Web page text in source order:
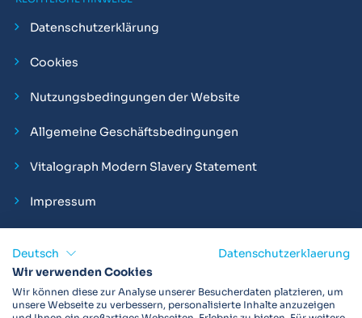
Datenschutzerklärung
Cookies
Nutzungsbedingungen der Website
Allgemeine Geschäftsbedingungen
Vitalograph Modern Slavery Statement
Impressum
Vitalograph ist ein internationaler Hersteller von Spirometern,
EKGs und Bakterien-Viren-Filtern zur sicheren
Deutsch
Datenschutzerklaerung
Wir verwenden Cookies
Wir können diese zur Analyse unserer Besucherdaten platzieren, um
unsere Webseite zu verbessern, personalisierte Inhalte anzuzeigen